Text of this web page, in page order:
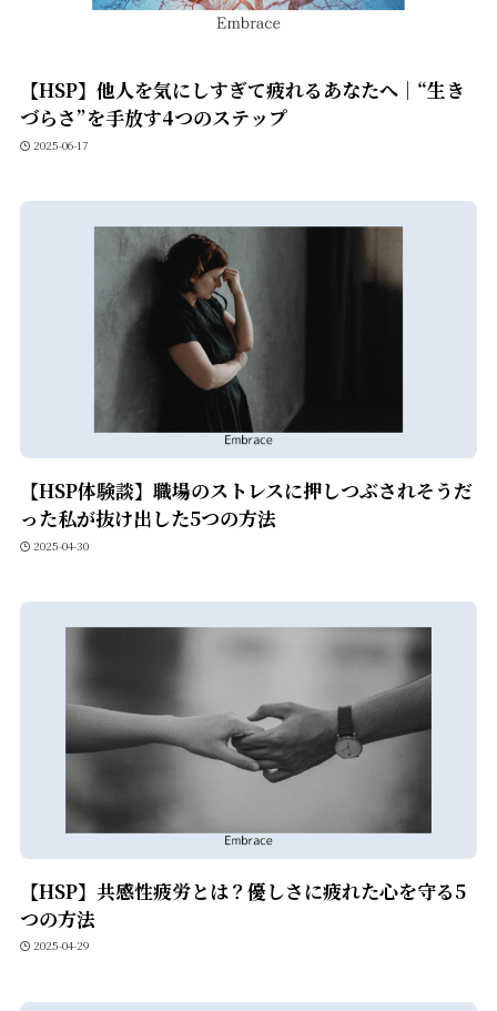
【HSP】他人を気にしすぎて疲れるあなたへ｜“生き
づらさ”を手放す4つのステップ
2025-06-17
【HSP体験談】職場のストレスに押しつぶされそうだ
った私が抜け出した5つの方法
2025-04-30
【HSP】共感性疲労とは？優しさに疲れた心を守る5
つの方法
2025-04-29